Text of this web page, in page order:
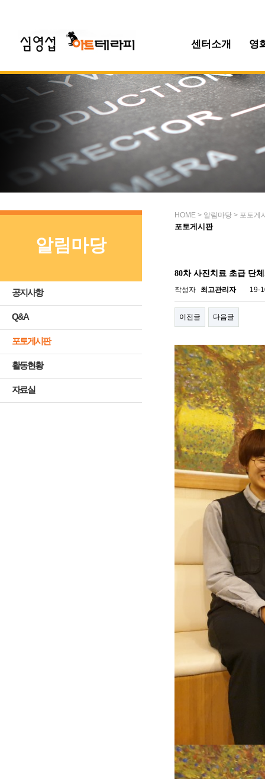
센터소개 영
알림마당
공지사항
Q&A
포토게시판
활동현황
자료실
HOME > 알림마당 > 포토게
포토게시판
80차 사진치료 초급 단
작성자 최고관리자 19-
이전글 다음글